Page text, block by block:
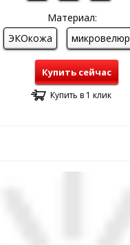
Материал:
ЭКОкожа
микровелюр
Купить сейчас
Купить в 1 клик